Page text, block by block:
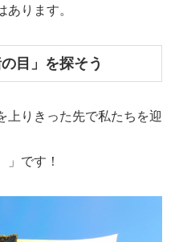
ります。
目」を探そう
上りきった先で私たちを迎
」です！